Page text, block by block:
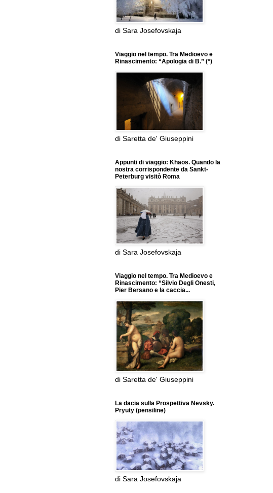
di Sara Josefovskaja
Viaggio nel tempo. Tra Medioevo e
Rinascimento: “Apologia di B.” (*)
di Saretta de' Giuseppini
Appunti di viaggio: Khaos. Quando la
nostra corrispondente da Sankt-
Peterburg visitò Roma
di Sara Josefovskaja
Viaggio nel tempo. Tra Medioevo e
Rinascimento: “Silvio Degli Onesti,
Pier Bersano e la caccia...
di Saretta de' Giuseppini
La dacia sulla Prospettiva Nevsky.
Pryuty (pensiline)
di Sara Josefovskaja